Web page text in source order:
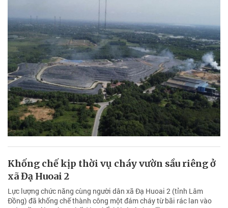
Khống chế kịp thời vụ cháy vườn sầu riêng ở
xã Đạ Huoai 2
Lực lượng chức năng cùng người dân xã Đạ Huoai 2 (tỉnh Lâm
Đồng) đã khống chế thành công một đám cháy từ bãi rác lan vào